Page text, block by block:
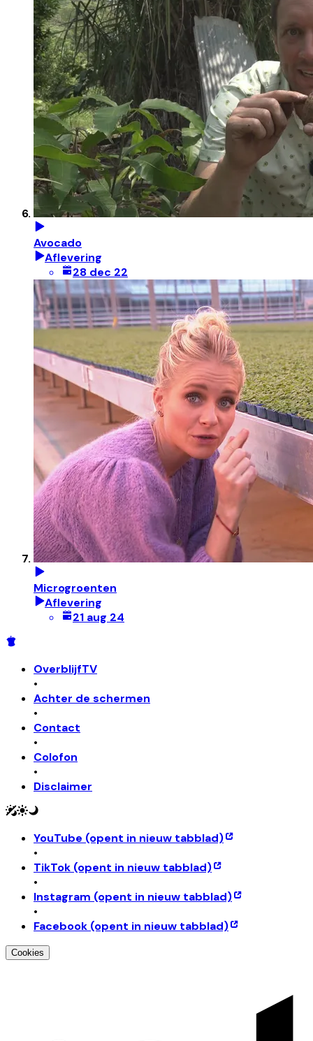
Avocado
Aflevering
28 dec 22
Microgroenten
Aflevering
21 aug 24
OverblijfTV
•
Achter de schermen
•
Contact
•
Colofon
•
Disclaimer
YouTube (opent in nieuw tabblad)
•
TikTok (opent in nieuw tabblad)
•
Instagram (opent in nieuw tabblad)
•
Facebook (opent in nieuw tabblad)
Cookies